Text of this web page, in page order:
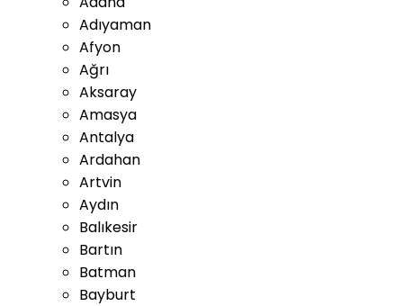
Adıyaman
Afyon
Ağrı
Aksaray
Amasya
Antalya
Ardahan
Artvin
Aydın
Balıkesir
Bartın
Batman
Bayburt